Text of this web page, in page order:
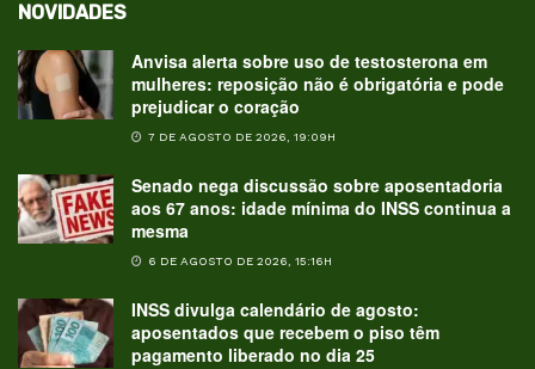
NOVIDADES
Anvisa alerta sobre uso de testosterona em
mulheres: reposição não é obrigatória e pode
prejudicar o coração
7 DE AGOSTO DE 2026, 19:09H
Senado nega discussão sobre aposentadoria
aos 67 anos: idade mínima do INSS continua a
mesma
6 DE AGOSTO DE 2026, 15:16H
INSS divulga calendário de agosto:
aposentados que recebem o piso têm
pagamento liberado no dia 25